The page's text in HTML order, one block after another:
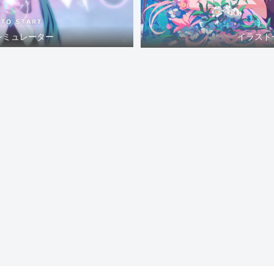
ュレーター イラスト